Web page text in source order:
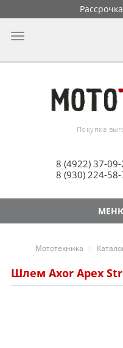
Главное
8 (4922) 37-
8 (930) 224-
Покупка
Мототехника
Шлем Axor Apex